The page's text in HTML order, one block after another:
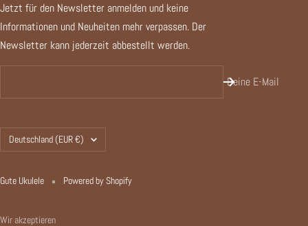
Jetzt für den Newsletter anmelden und keine
Informationen und Neuheiten mehr verpassen. Der
Newsletter kann jederzeit abbestellt werden.
Deine E-Mail
Land/Region
Deutschland (EUR €)
Gute Ukulele Powered by Shopify
Wir akzeptieren